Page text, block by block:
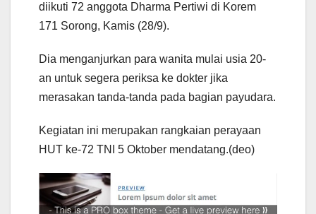
diikuti 72 anggota Dharma Pertiwi di Korem
171 Sorong, Kamis (28/9).
Dia menganjurkan para wanita mulai usia 20-
an untuk segera periksa ke dokter jika
merasakan tanda-tanda pada bagian payudara.
Kegiatan ini merupakan rangkaian perayaan
HUT ke-72 TNI 5 Oktober mendatang.(deo)